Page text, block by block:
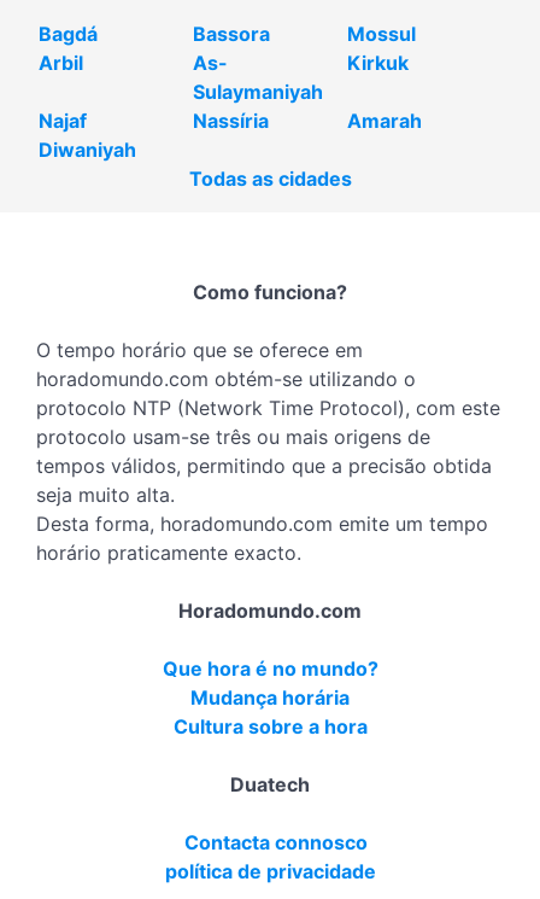
Bagdá
Bassora
Mossul
Arbil
As-
Sulaymaniyah
Kirkuk
Najaf Nassíria
Amarah
Diwaniyah
Todas as cidades
Como funciona?
O tempo horário que se oferece em
horadomundo.com obtém-se utilizando o
protocolo NTP (Network Time Protocol), com este
protocolo usam-se três ou mais origens de
tempos válidos, permitindo que a precisão obtida
seja muito alta.
Desta forma, horadomundo.com emite um tempo
horário praticamente exacto.
Horadomundo.com
Que hora é no mundo?
Mudança horária
Cultura sobre a hora
Duatech
Contacta connosco
política de privacidade